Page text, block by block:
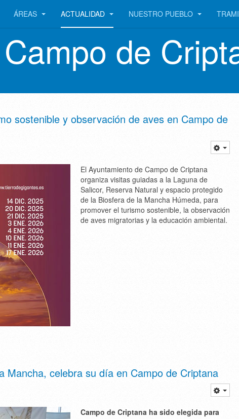
ÁREAS ACTUALIDAD NUESTRO PUEBLO
de
sostenible y observación de aves en Campo de
El Ayuntamiento de Campo de Criptana
organiza visitas guiadas a la Laguna de
Salicor, Reserva Natural y espacio protegido
de la Biosfera de la Mancha Húmeda, para
promover el turismo sostenible, la observación
de aves migratorias y la educación ambiental.
Mancha, celebra su día en Campo de Criptana
Campo de Criptana ha sido elegida para